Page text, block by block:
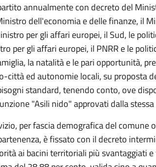
annualmente con decreto del
dell'economia e delle finanze, il
per gli affari europei, il Sud, le
per gli affari europei, il PNRR e le
la natalità e le pari opportunità,
città ed autonomie locali, su proposta
standard, tenendo conto, ove
"Asili nido" approvati dalla
per fascia demografica del comune
è fissato con il decreto
ai bacini territoriali più svantaggiati